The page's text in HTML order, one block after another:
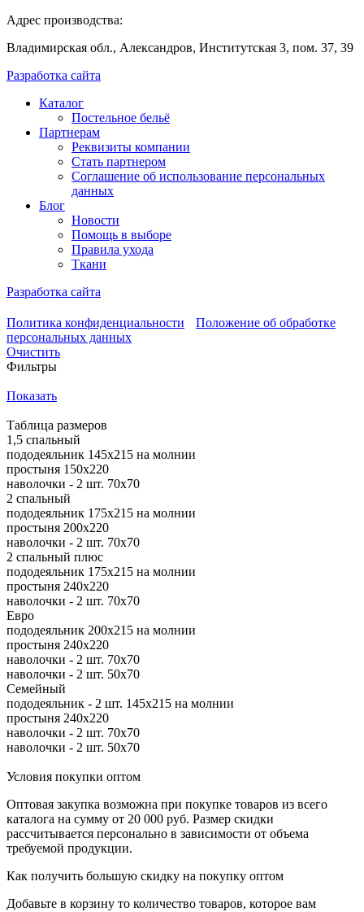
Адрес производства:
Владимирская обл., Александров, Институтская 3, пом. 37, 39
Разработка сайта
Каталог
Постельное бельё
Партнерам
Реквизиты компании
Стать партнером
Соглашение об использование персональных
данных
Блог
Новости
Помощь в выборе
Правила ухода
Ткани
Разработка сайта
Политика конфиденциальности
Положение об обработке
персональных данных
Очистить
Фильтры
Показать
Таблица размеров
1,5 спальный
пододеяльник 145х215 на молнии
простыня 150х220
наволочки - 2 шт. 70х70
2 спальный
пододеяльник 175х215 на молнии
простыня 200х220
наволочки - 2 шт. 70х70
2 спальный плюс
пододеяльник 175х215 на молнии
простыня 240х220
наволочки - 2 шт. 70х70
Евро
пододеяльник 200х215 на молнии
простыня 240х220
наволочки - 2 шт. 70х70
наволочки - 2 шт. 50х70
Семейный
пододеяльник - 2 шт. 145х215 на молнии
простыня 240х220
наволочки - 2 шт. 70х70
наволочки - 2 шт. 50х70
Условия покупки оптом
Оптовая закупка возможна при покупке товаров из всего
каталога на сумму от 20 000 руб. Размер скидки
рассчитывается персонально в зависимости от объема
требуемой продукции.
Как получить большую скидку на покупку оптом
Добавьте в корзину то количество товаров, которое вам